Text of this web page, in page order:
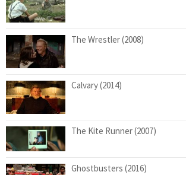
The Wrestler (2008)
Calvary (2014)
The Kite Runner (2007)
Ghostbusters (2016)